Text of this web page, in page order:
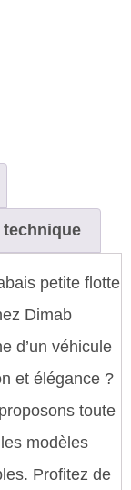
petite flotte
Dimab
d’un véhicule
et élégance ?
toute
modèles
Profitez de